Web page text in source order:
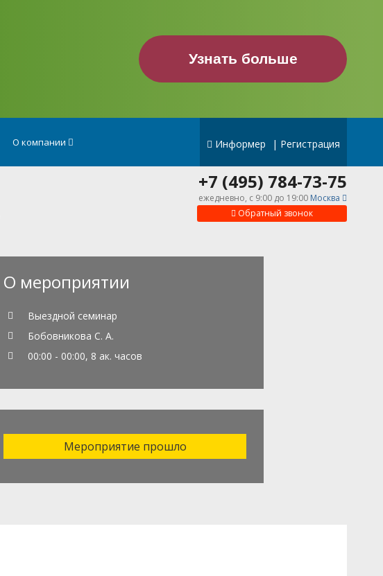
Узнать больше
О компании Информер | Регистрация
Обратный звонок
+7 (495) 784-73-75
ежедневно, c 9:00 до 19:00 Москва
О мероприятии
Выездной семинар
Бобовникова С. А.
00:00 - 00:00, 8 ак. часов
Мероприятие прошло